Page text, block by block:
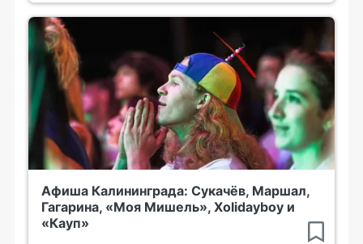
Афиша Калининграда: Сукачёв, Маршал,
Гагарина, «Моя Мишель», Xolidayboy и
«Кауп»